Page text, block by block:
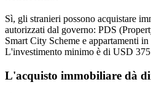
Sì, gli stranieri possono acquistare
autorizzati dal governo: PDS
Smart City Scheme e appartamenti
L'investimento minimo è di USD
L'acquisto immobiliare dà